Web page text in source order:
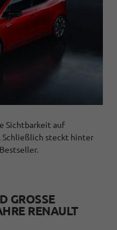
Sichtbarkeit auf
Schließlich steckt hinter
C
RENAULT K